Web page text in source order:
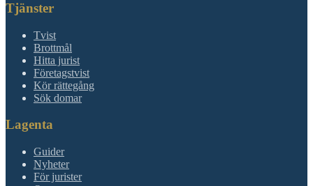
Tjänster
Tvist
Brottmål
Hitta jurist
Företagstvist
Kör rättegång
Sök domar
Lagenta
Guider
Nyheter
För jurister